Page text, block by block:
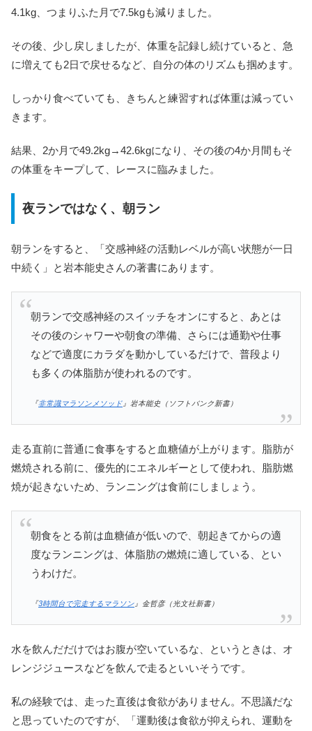
4.1kg、つまりふた月で7.5kgも減りました。
その後、少し戻しましたが、体重を記録し続けていると、急
に増えても2日で戻せるなど、自分の体のリズムも掴めます。
しっかり食べていても、きちんと練習すれば体重は減ってい
きます。
結果、2か月で49.2kg→42.6kgになり、その後の4か月間もそ
の体重をキープして、レースに臨みました。
夜ランではなく、朝ラン
朝ランをすると、「交感神経の活動レベルが高い状態が一日
中続く」と岩本能史さんの著書にあります。
朝ランで交感神経のスイッチをオンにすると、あとは
その後のシャワーや朝食の準備、さらには通勤や仕事
などで適度にカラダを動かしているだけで、普段より
も多くの体脂肪が使われるのです。
『非常識マラソンメソッド 』岩本能史（ソフトバンク新書）
走る直前に普通に食事をすると血糖値が上がります。脂肪が
燃焼される前に、優先的にエネルギーとして使われ、脂肪燃
焼が起きないため、ランニングは食前にしましょう。
朝食をとる前は血糖値が低いので、朝起きてからの適
度なランニングは、体脂肪の燃焼に適している、とい
うわけだ。
『3時間台で完走するマラソン 』金哲彦（光文社新書）
水を飲んだだけではお腹が空いているな、というときは、オ
レンジジュースなどを飲んで走るといいそうです。
私の経験では、走った直後は食欲がありません。不思議だな
と思っていたのですが、「運動後は食欲が抑えられ、運動を